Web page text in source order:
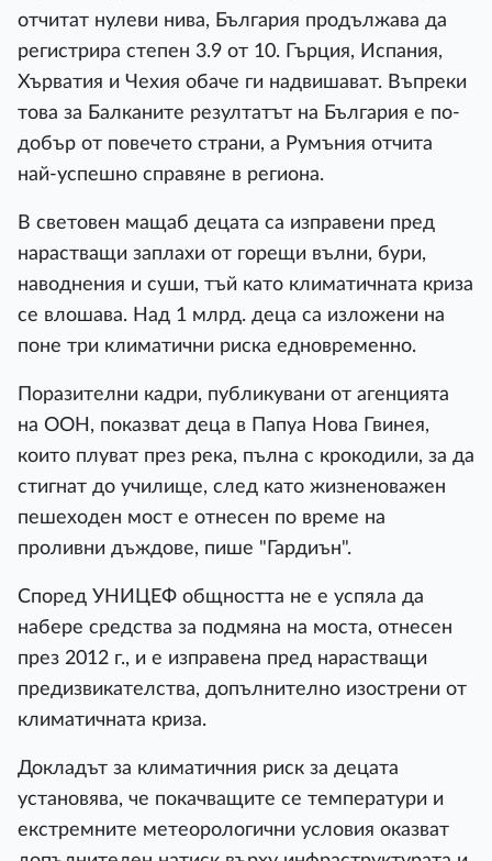
отчитат нулеви нива, България продължава да
регистрира степен 3.9 от 10. Гърция, Испания,
Хърватия и Чехия обаче ги надвишават. Въпреки
това за Балканите резултатът на България е по-
добър от повечето страни, а Румъния отчита
най-успешно справяне в региона.
В световен мащаб децата са изправени пред
нарастващи заплахи от горещи вълни, бури,
наводнения и суши, тъй като климатичната криза
се влошава. Над 1 млрд. деца са изложени на
поне три климатични риска едновременно.
Поразителни кадри, публикувани от агенцията
на ООН, показват деца в Папуа Нова Гвинея,
които плуват през река, пълна с крокодили, за да
стигнат до училище, след като жизненоважен
пешеходен мост е отнесен по време на
проливни дъждове, пише "Гардиън".
Според УНИЦЕФ общността не е успяла да
набере средства за подмяна на моста, отнесен
през 2012 г., и е изправена пред нарастващи
предизвикателства, допълнително изострени от
климатичната криза.
Докладът за климатичния риск за децата
установява, че покачващите се температури и
екстремните метеорологични условия оказват